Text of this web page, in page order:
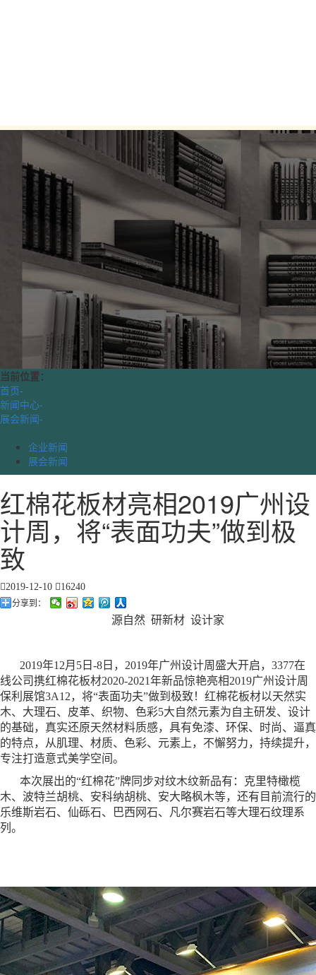
当前位置：
首页-
新闻中心-
展会新闻-
企业新闻
展会新闻
红棉花板材亮相2019广州设
计周，将“表面功夫”做到极
致
2019-12-10 16240
分享到：
源自然 研新材 设计家
2019年12月5日-8日，2019年广州设计周盛大开启，3377在
线公司携红棉花板材2020-2021年新品惊艳亮相2019广州设计周
保利展馆3A12，将“表面功夫”做到极致！红棉花板材以天然实
木、大理石、皮革、织物、色彩5大自然元素为自主研发、设计
的基础，真实还原天然材料质感，具有免漆、环保、时尚、逼真
的特点，从肌理、材质、色彩、元素上，不懈努力，持续提升，
专注打造意式美学空间。
本次展出的“红棉花”牌同步对纹木纹新品有：克里特橄榄
木、波特兰胡桃、安科纳胡桃、安大略枫木等，还有目前流行的
乐维斯岩石、仙砾石、巴西网石、凡尔赛岩石等大理石纹理系
列。